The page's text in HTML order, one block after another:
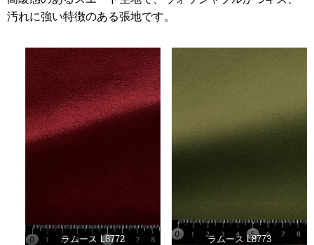
汚れに強い特徴のある張地です。
ラムース L8772 ラムース L8773